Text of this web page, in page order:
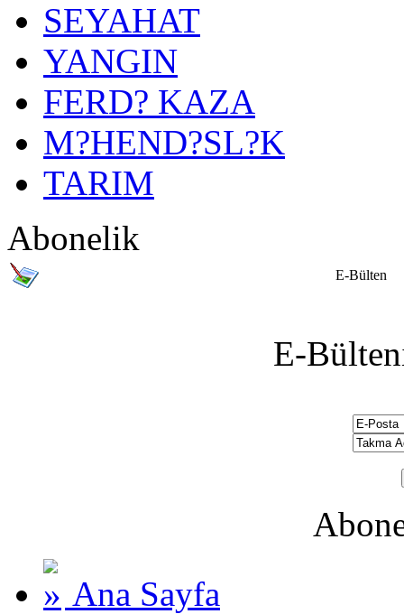
SEYAHAT
YANGIN
FERD? KAZA
M?HEND?SL?K
TARIM
Abonelik
E-Bülten
E-
Ana Sayfa